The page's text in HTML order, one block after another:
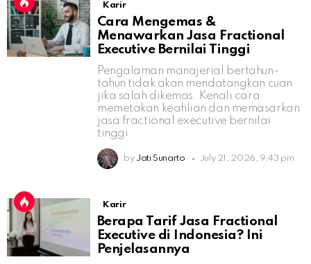
Karir
Cara Mengemas &
Menawarkan Jasa Fractional
Executive Bernilai Tinggi
Pengalaman manajerial bertahun-
tahun tidak akan mendatangkan cuan
jika salah dikemas. Kenali cara
memetakan keahlian dan memasarkan
jasa fractional executive bernilai
tinggi.
by Jati Sunarto July 21, 2026, 9:43 pm
Karir
Berapa Tarif Jasa Fractional
Executive di Indonesia? Ini
Penjelasannya